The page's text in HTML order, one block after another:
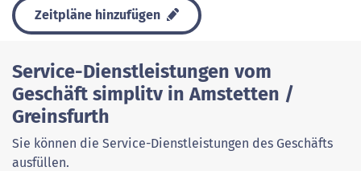
Zeitpläne hinzufügen
Service-Dienstleistungen vom
Geschäft simplitv in Amstetten /
Greinsfurth
Sie können die Service-Dienstleistungen des Geschäfts
ausfüllen.